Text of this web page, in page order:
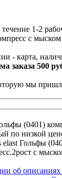
течение 1-2
с
- карта,
заказа 500
мы
(0401)
по низкой
elast Гольфы
с
об описаниях